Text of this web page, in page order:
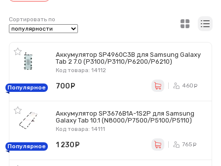
Сортировать по
Аккумулятор SP4960C3B для Samsung Galaxy
Tab 2 7.0 (P3100/P3110/P6200/P6210)
Код товара: 14112
Популярное 700 460
Аккумулятор SP3676B1A-1S2P для Samsung
Galaxy Tab 10.1 (N8000/P7500/P5100/P5110)
Код товара: 14111
Популярное 1 230 765